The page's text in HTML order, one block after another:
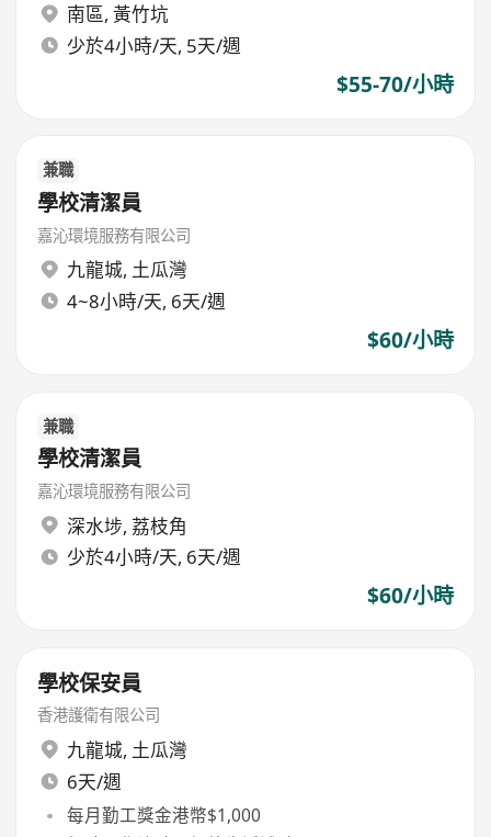
南區, 黃竹坑
少於4小時/天, 5天/週
$55-70/小時
兼職
學校清潔員
嘉沁環境服務有限公司
九龍城, 土瓜灣
4~8小時/天, 6天/週
$60/小時
兼職
學校清潔員
嘉沁環境服務有限公司
深水埗, 荔枝角
少於4小時/天, 6天/週
$60/小時
學校保安員
香港護衛有限公司
九龍城, 土瓜灣
6天/週
每月勤工獎金港幣$1,000